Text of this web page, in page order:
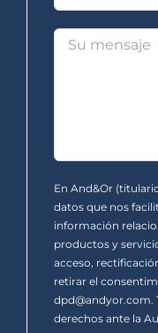
En And&Or
datos que nos
información
productos y
acceso,
retirar el
dpd@andyor.com.
derechos ante la